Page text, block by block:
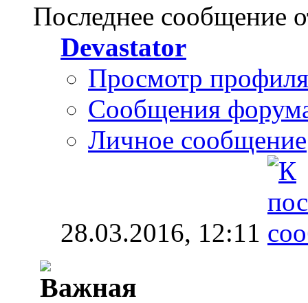
Последнее сообщение
Devastator
Просмотр профиля
Сообщения
Личное сообщение
28.03.2016, 12:11